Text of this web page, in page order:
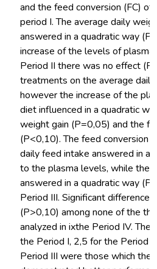
and the feed conversion (FC) of
period I. The average daily
answered in a quadratic way
increase of the levels of plasma
Period II there was no effect
treatments on the average
however the increase of the
diet influenced in a quadratic
weight gain (P=0,05) and the
(P<0,10). The feed conversion
daily feed intake answered in a
to the plasma levels, while the
answered in a quadratic way
Period III. Significant difference
(P>0,10) among none of the
analyzed in ixthe Period IV.
the Period I, 2,5 for the Period
Period III were those which the